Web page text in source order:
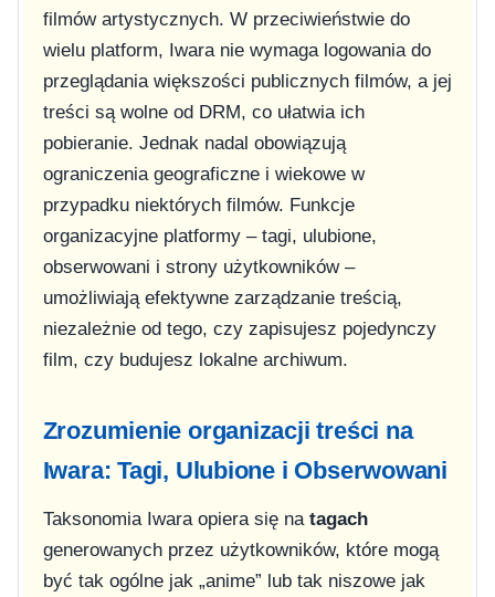
filmów artystycznych. W przeciwieństwie do
wielu platform, Iwara nie wymaga logowania do
przeglądania większości publicznych filmów, a jej
treści są wolne od DRM, co ułatwia ich
pobieranie. Jednak nadal obowiązują
ograniczenia geograficzne i wiekowe w
przypadku niektórych filmów. Funkcje
organizacyjne platformy – tagi, ulubione,
obserwowani i strony użytkowników –
umożliwiają efektywne zarządzanie treścią,
niezależnie od tego, czy zapisujesz pojedynczy
film, czy budujesz lokalne archiwum.
Zrozumienie organizacji treści na
Iwara: Tagi, Ulubione i Obserwowani
Taksonomia Iwara opiera się na tagach
generowanych przez użytkowników, które mogą
być tak ogólne jak „anime” lub tak niszowe jak